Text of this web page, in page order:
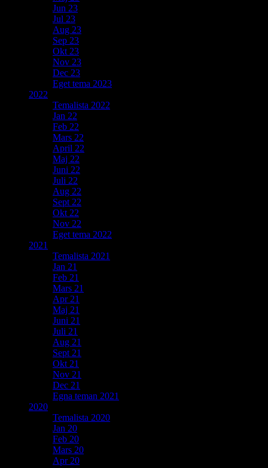
Jun 23
Jul 23
Aug 23
Sep 23
Okt 23
Nov 23
Dec 23
Eget tema 2023
2022
Temalista 2022
Jan 22
Feb 22
Mars 22
April 22
Maj 22
Juni 22
Juli 22
Aug 22
Sept 22
Okt 22
Nov 22
Eget tema 2022
2021
Temalista 2021
Jan 21
Feb 21
Mars 21
Apr 21
Maj 21
Juni 21
Juli 21
Aug 21
Sept 21
Okt 21
Nov 21
Dec 21
Egna teman 2021
2020
Temalista 2020
Jan 20
Feb 20
Mars 20
Apr 20